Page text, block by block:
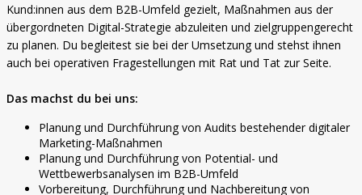
Kund:innen aus dem B2B-Umfeld gezielt, Maßnahmen aus der
übergordneten Digital-Strategie abzuleiten und zielgruppengerecht
zu planen. Du begleitest sie bei der Umsetzung und stehst ihnen
auch bei operativen Fragestellungen mit Rat und Tat zur Seite.
Das machst du bei uns:
Planung und Durchführung von Audits bestehender digitaler
Marketing-Maßnahmen
Planung und Durchführung von Potential- und
Wettbewerbsanalysen im B2B-Umfeld
Vorbereitung, Durchführung und Nachbereitung von